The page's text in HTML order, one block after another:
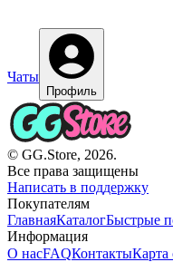
Чаты
Профиль
© GG.Store, 2026.
Все права защищены
Написать в поддержку
Покупателям
ГлавнаяКаталогБыстрые
Информация
О насFAQКонтактыКарта